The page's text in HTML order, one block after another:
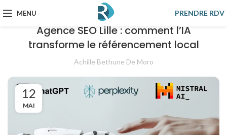
MENU PRENDRE RDV
SEO
Agence SEO Lille : comment l’IA
transforme le référencement local
Achille Bethune De Moro
12
MAI